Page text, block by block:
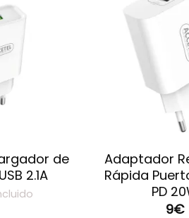
Guardar
de
2.1A
Adaptador
Rápida
PD
9€